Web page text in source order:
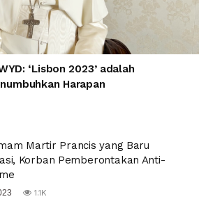
‘Lisbon 2023’ adalah
Harapan
Martir Prancis yang Baru
Korban Pemberontakan Anti-
1.1K